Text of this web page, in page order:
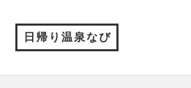
日帰り温泉なび